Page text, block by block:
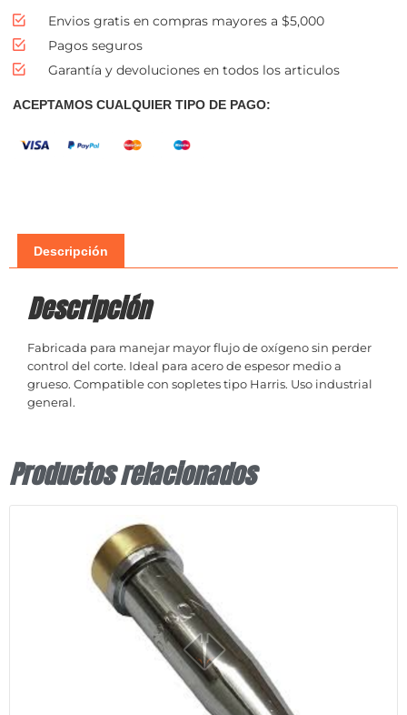
Envios gratis en compras mayores a $5,000
Pagos seguros
Garantía y devoluciones en todos los articulos
ACEPTAMOS CUALQUIER TIPO DE PAGO:
Descripción
Descripción
Fabricada para manejar mayor flujo de oxígeno sin perder
control del corte. Ideal para acero de espesor medio a
grueso. Compatible con sopletes tipo Harris. Uso industrial
general.
Productos relacionados